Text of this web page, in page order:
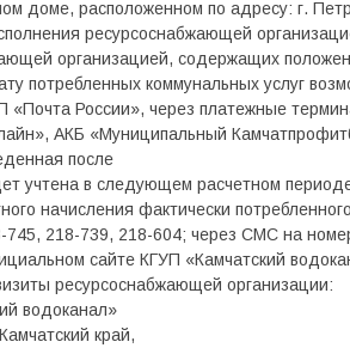
доме, расположенном по адресу: г.
ресурсоснабжающей
организацией, содержащих
потребленных коммунальных услуг
«Почта России», через платежные
АКБ «Муниципальный
после
учтена в следующем расчетном
начисления фактически
218-739, 218-604; через СМС на
сайте КГУП «Камчатский
ресурсоснабжающей организации:
водоканал»
край,